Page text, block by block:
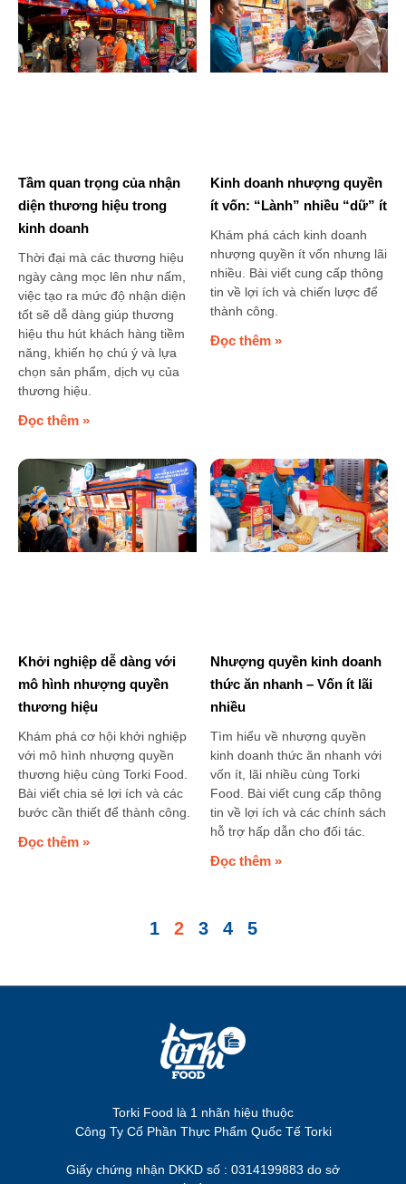
Tầm quan trọng của nhận
diện thương hiệu trong
kinh doanh
Thời đại mà các thương hiệu
ngày càng mọc lên như nấm,
việc tạo ra mức độ nhận diện
tốt sẽ dễ dàng giúp thương
hiệu thu hút khách hàng tiềm
năng, khiến họ chú ý và lựa
chọn sản phẩm, dịch vụ của
thương hiệu.
Đọc thêm »
Kinh doanh nhượng quyền
ít vốn: “Lành” nhiều “dữ” ít
Khám phá cách kinh doanh
nhượng quyền ít vốn nhưng lãi
nhiều. Bài viết cung cấp thông
tin về lợi ích và chiến lược để
thành công.
Đọc thêm »
Khởi nghiệp dễ dàng với
mô hình nhượng quyền
thương hiệu
Khám phá cơ hội khởi nghiệp
với mô hình nhượng quyền
thương hiệu cùng Torki Food.
Bài viết chia sẻ lợi ích và các
bước cần thiết để thành công.
Đọc thêm »
Nhượng quyền kinh doanh
thức ăn nhanh – Vốn ít lãi
nhiều
Tìm hiểu về nhượng quyền
kinh doanh thức ăn nhanh với
vốn ít, lãi nhiều cùng Torki
Food. Bài viết cung cấp thông
tin về lợi ích và các chính sách
hỗ trợ hấp dẫn cho đối tác.
Đọc thêm »
1 2 3 4 5
Torki Food là 1 nhãn hiệu thuộc
Công Ty Cổ Phần Thực Phẩm Quốc Tế Torki
Giấy chứng nhận DKKD số : 0314199883 do sở